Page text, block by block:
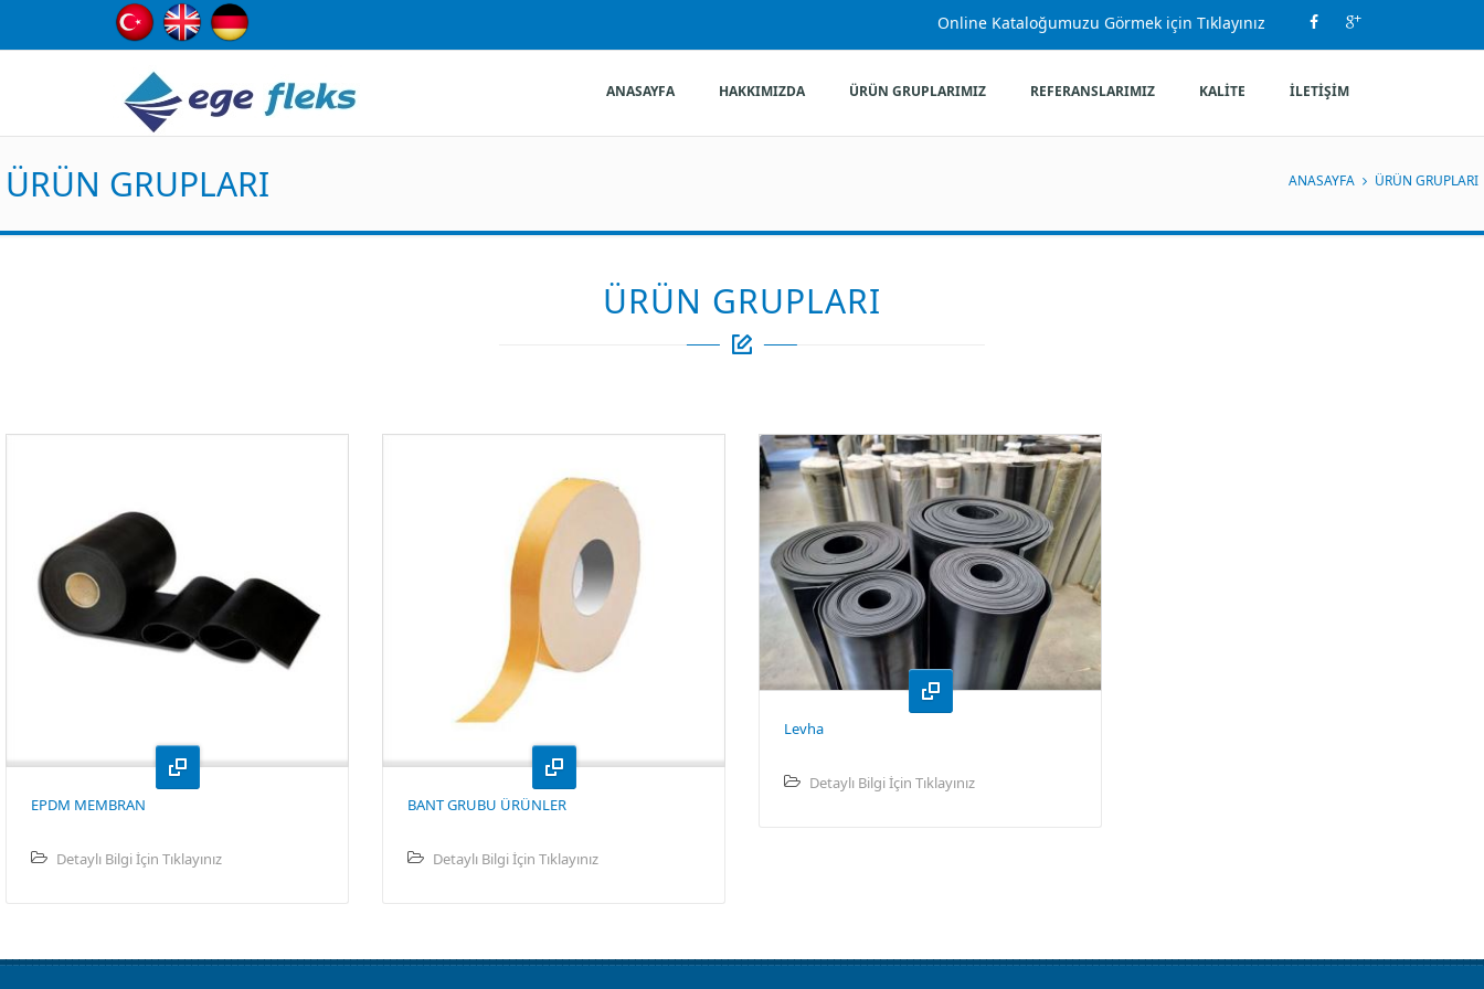
Online Kataloğumuzu Görmek için Tıklayınız
ANASAYFA HAKKIMIZDA ÜRÜN GRUPLARIMIZ REFERANSLARIMIZ KALİTE İLETİŞİM
ÜRÜN GRUPLARI ANASAYFA ÜRÜN GRUPLARI
ÜRÜN GRUPLARI
EPDM MEMBRAN
Detaylı Bilgi İçin Tıklayınız
BANT GRUBU ÜRÜNLER
Detaylı Bilgi İçin Tıklayınız
Levha
Detaylı Bilgi İçin Tıklayınız